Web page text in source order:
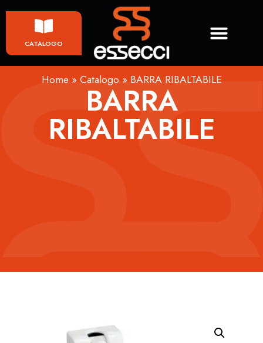
CATALOGO
Home » Catalogo » BARRA RIBALTABILE
BARRA
RIBALTABILE